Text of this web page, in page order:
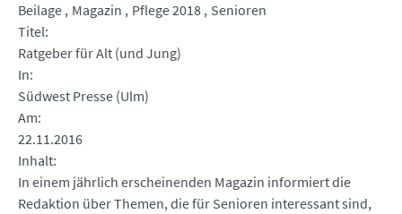
Beilage Magazin Pflege 2018 Senioren
Titel
Ratgeber für Alt (und Jung)
In
Südwest Presse (Ulm)
Am
22.11.2016
Inhalt
In einem jährlich erscheinenden Magazin informiert die
Redaktion über Themen, die für Senioren interessant sind,